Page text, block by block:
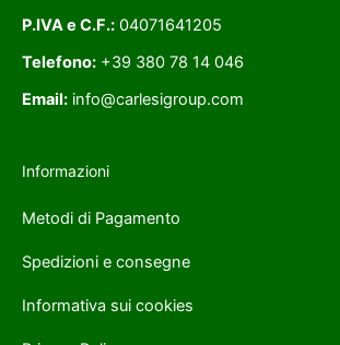
P.IVA e C.F.: 04071641205
Telefono: +39 380 78 14 046
Email: info@carlesigroup.com
Informazioni
Metodi di Pagamento
Spedizioni e consegne
Informativa sui cookies